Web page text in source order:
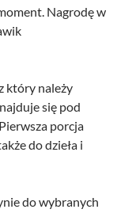
Nagrodę w
który należy
się pod
porcja
do dzieła i
do wybranych